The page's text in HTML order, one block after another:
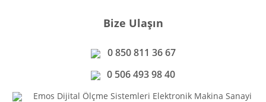
Bize Ulaşın
0 850 811 36 67
0 506 493 98 40
Emos Dijital Ölçme Sistemleri Elektronik Makina Sanayi